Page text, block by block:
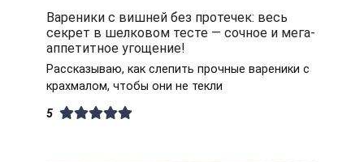
Вареники с вишней без протечек: весь
секрет в шелковом тесте — сочное и мега-
аппетитное угощение!
Рассказываю, как слепить прочные вареники с
крахмалом, чтобы они не текли
5